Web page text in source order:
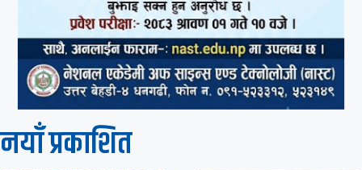
नयाँ प्रकाशित